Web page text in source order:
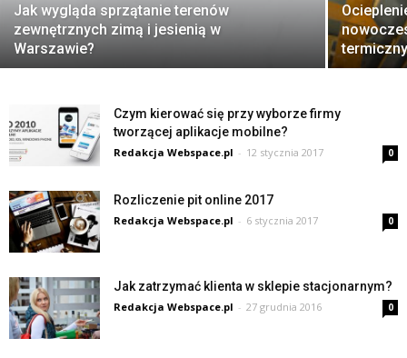
Jak wygląda sprzątanie terenów
zewnętrznych zimą i jesienią w
Warszawie?
Czym kierować się przy wyborze firmy
tworzącej aplikacje mobilne?
Redakcja Webspace.pl - 12 stycznia 2017 0
Rozliczenie pit online 2017
Redakcja Webspace.pl - 6 stycznia 2017 0
Jak zatrzymać klienta w sklepie stacjonarnym?
Redakcja Webspace.pl - 27 grudnia 2016 0